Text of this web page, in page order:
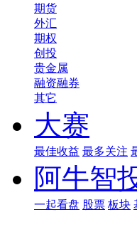
期货
外汇
期权
创投
贵金属
融资融券
其它
大赛
最佳收益 最多关注
阿牛智
一起看盘 股票 板块